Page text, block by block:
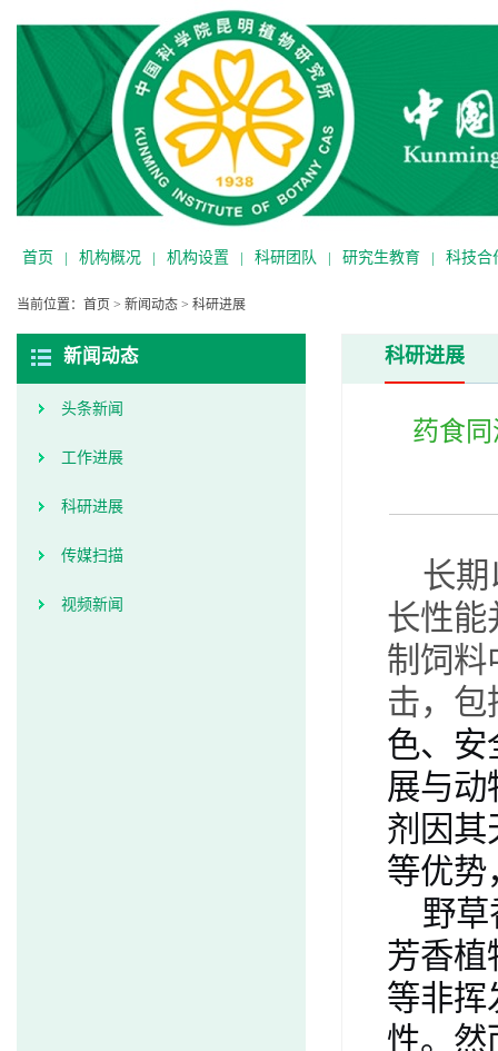
首页 | 机构概况 | 机构设置 | 科研团队 | 研究生教育 | 科技合
当前位置： 首页 > 新闻动态 > 科研进展
新闻动态
头条新闻
工作进展
科研进展
传媒扫描
视频新闻
科研进展
药食
长
长性能
制饲料
击，包
色、安
展与动
剂因其
等优势
野草
芳香植
等非挥
性。然